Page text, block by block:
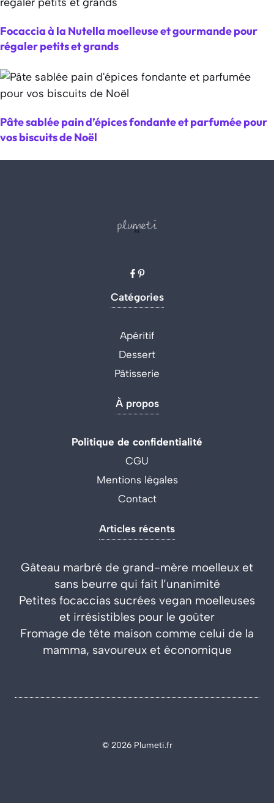
Focaccia à la Nutella moelleuse et gourmande pour
régaler petits et grands
Pâte sablée pain d’épices fondante et parfumée pour
vos biscuits de Noël
Catégories
Apéritif
Dessert
Pâtisserie
À propos
Politique de confidentialité
CGU
Mentions légales
Contact
Articles récents
Gâteau marbré de grand-mère moelleux et
sans beurre qui fait l’unanimité
Petites focaccias sucrées vegan moelleuses
et irrésistibles pour le goûter
Fromage de tête maison comme celui de la
mamma, savoureux et économique
© 2026 Plumeti.fr